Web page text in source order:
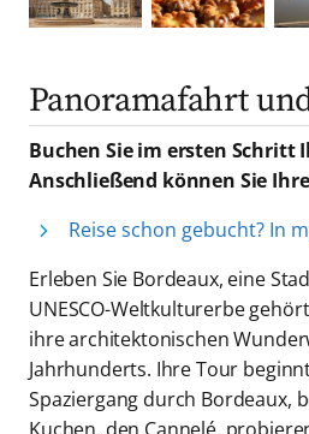
Panoramafahrt
Buchen Sie im ersten Schritt
Anschließend können Sie
Reise schon gebucht? In
Erleben Sie Bordeaux, eine
UNESCO-Weltkulturerbe
ihre architektonischen
Jahrhunderts. Ihre Tour
Spaziergang durch Bordeaux,